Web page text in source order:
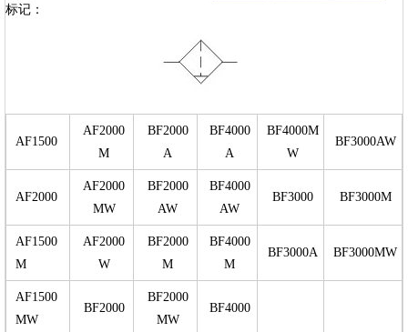
标记：
AF1500
AF2000
M
BF2000
A
BF4000
A
BF4000M
W
BF3000AW
AF2000
AF2000
MW
BF2000
AW
BF4000
AW
BF3000 BF3000M
AF1500
M
AF2000
W
BF2000
M
BF4000
M
BF3000A BF3000MW
AF1500
MW
BF2000
BF2000
MW
BF4000